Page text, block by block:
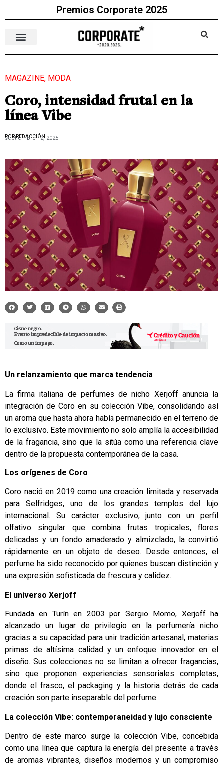
Premios Corporate 2025
MAGAZINE, MODA
Coro, intensidad frutal en la
línea Vibe
POR REDACCIÓN
septiembre 12, 2025
Un relanzamiento que marca tendencia
La firma italiana de perfumes de nicho Xerjoff anuncia la
integración de Coro en su colección Vibe, consolidando así
un aroma que hasta ahora había permanecido en el terreno de
lo exclusivo. Este movimiento no solo amplía la accesibilidad
de la fragancia, sino que la sitúa como una referencia clave
dentro de la propuesta contemporánea de la casa.
Los orígenes de Coro
Coro nació en 2019 como una creación limitada y reservada
para Selfridges, uno de los grandes templos del lujo
internacional. Su carácter exclusivo, junto con un perfil
olfativo singular que combina frutas tropicales, flores
delicadas y un fondo amaderado y almizclado, la convirtió
rápidamente en un objeto de deseo. Desde entonces, el
perfume ha sido reconocido por quienes buscan distinción y
una expresión sofisticada de frescura y calidez.
El universo Xerjoff
Fundada en Turín en 2003 por Sergio Momo, Xerjoff ha
alcanzado un lugar de privilegio en la perfumería nicho
gracias a su capacidad para unir tradición artesanal, materias
primas de altísima calidad y un enfoque innovador en el
diseño. Sus colecciones no se limitan a ofrecer fragancias,
sino que proponen experiencias sensoriales completas,
donde el frasco, el packaging y la historia detrás de cada
creación son parte inseparable del perfume.
La colección Vibe: contemporaneidad y lujo consciente
Dentro de este marco surge la colección Vibe, concebida
como una línea que captura la energía del presente a través
de aromas vibrantes, diseños modernos y un compromiso